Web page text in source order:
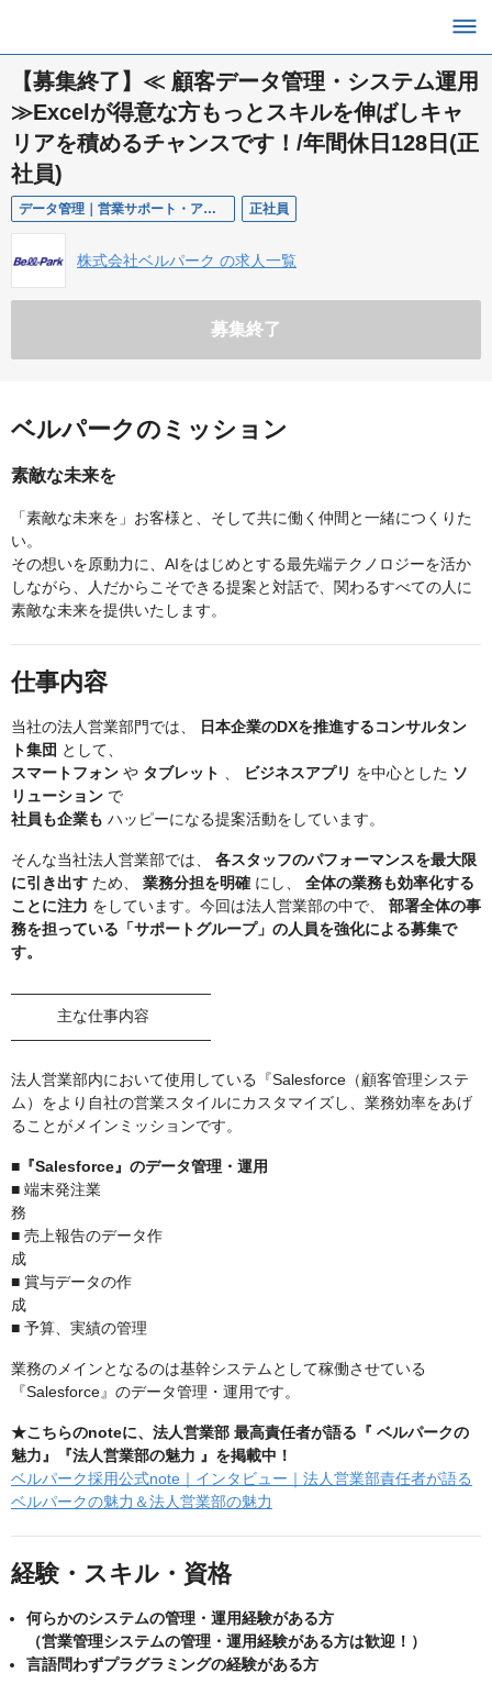
【募集終了】≪ 顧客データ管理・システム運用
≫Excelが得意な方もっとスキルを伸ばしキャ
リアを積めるチャンスです！/年間休日128日(正
社員)
データ管理｜営業サポート・アシスタント 正社員
株式会社ベルパーク の求人一覧
募集終了
ベルパークのミッション
素敵な未来を
「素敵な未来を」お客様と、そして共に働く仲間と一緒につくりた
い。
その想いを原動力に、AIをはじめとする最先端テクノロジーを活か
しながら、人だからこそできる提案と対話で、関わるすべての人に
素敵な未来を提供いたします。
仕事内容
当社の法人営業部門では、
日本企業のDXを推進するコンサルタン
ト集団 として、
スマートフォン や タブレット ビジネスアプリ を中心とした ソ
リューション で
社員も企業も ハッピーになる提案活動をしています。
そんな当社法人営業部では、 各スタッフのパフォーマンスを最大限
に引き出す ため、 業務分担を明確 にし、 全体の業務も効率化する
ことに注力 をしています。今回は法人営業部の中で、 部署全体の事
務を担っている「サポートグループ」の人員を強化による募集で
す。
―――――――――――――
主な仕事内容
―――――――――――――
法人営業部内において使用している『Salesforce（顧客管理システ
ム）をより自社の営業スタイルにカスタマイズし、業務効率をあげ
ることがメインミッションです。
■『Salesforce』のデータ管理・運用
■ 端末発注業
■ 売上報告のデータ作
■ 賞与データの作
■ 予算、実績の管理
業務のメインとなるのは基幹システムとして稼働させている
『Salesforce』のデータ管理・運用です。
★こちらのnoteに、法人営業部 最高責任者が語る『 ベルパークの
魅力』『法人営業部の魅力 』を掲載中！
ベルパーク採用公式note｜インタビュー｜法人営業部責任者が語る
ベルパークの魅力＆法人営業部の魅力
経験・スキル・資格
何らかのシステムの管理・運用経験がある方
（営業管理システムの管理・運用経験がある方は歓迎！）
言語問わずプラグラミングの経験がある方